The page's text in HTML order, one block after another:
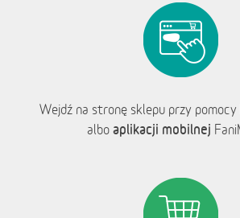
Wejdź na stronę sklepu przy pomocy
albo aplikacji mobilnej